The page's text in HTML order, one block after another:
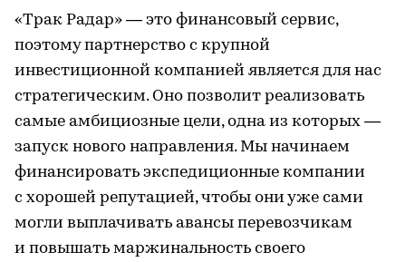
«Трак Радар» — это финансовый сервис,
поэтому партнерство с крупной
инвестиционной компанией является для нас
стратегическим. Оно позволит реализовать
самые амбициозные цели, одна из которых —
запуск нового направления. Мы начинаем
финансировать экспедиционные компании
с хорошей репутацией, чтобы они уже сами
могли выплачивать авансы перевозчикам
и повышать маржинальность своего